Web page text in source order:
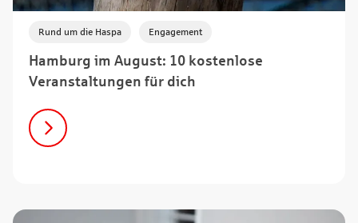
Hamburg im August: 10 kostenlose
Veranstaltungen für dich
Rund um die Haspa Engagement